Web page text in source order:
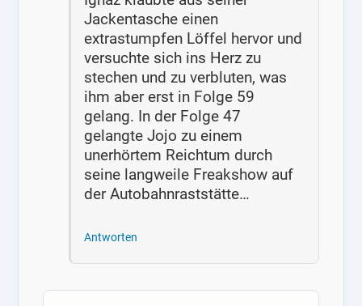
Jackentasche einen
extrastumpfen Löffel hervor und
versuchte sich ins Herz zu
stechen und zu verbluten, was
ihm aber erst in Folge 59
gelang. In der Folge 47
gelangte Jojo zu einem
unerhörtem Reichtum durch
seine langweile Freakshow auf
der Autobahnraststätte…
Antworten